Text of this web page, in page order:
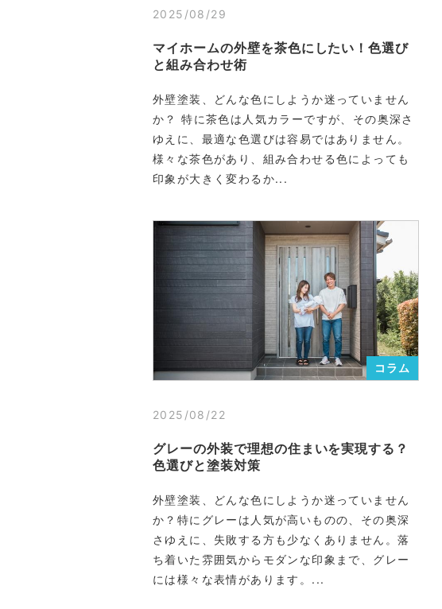
2025/08/29
マイホームの外壁を茶色にしたい！色選び
と組み合わせ術
外壁塗装、どんな色にしようか迷っていません
か？ 特に茶色は人気カラーですが、その奥深さ
ゆえに、最適な色選びは容易ではありません。
様々な茶色があり、組み合わせる色によっても
印象が大きく変わるか...
コラム
2025/08/22
グレーの外装で理想の住まいを実現する？
色選びと塗装対策
外壁塗装、どんな色にしようか迷っていません
か？特にグレーは人気が高いものの、その奥深
さゆえに、失敗する方も少なくありません。落
ち着いた雰囲気からモダンな印象まで、グレー
には様々な表情があります。...